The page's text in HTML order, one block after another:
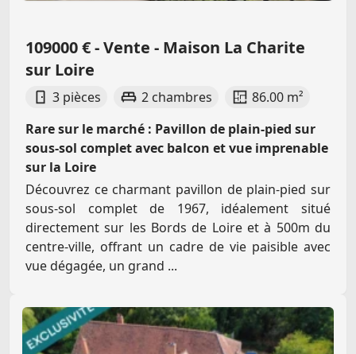
109000 € - Vente - Maison La Charite
sur Loire
3 pièces 2 chambres
86.00 m²
Rare sur le marché : Pavillon de plain-pied sur
sous-sol complet avec balcon et vue imprenable
sur la Loire
Découvrez ce charmant pavillon de plain-pied sur
sous-sol complet de 1967, idéalement situé
directement sur les Bords de Loire et à 500m du
centre-ville, offrant un cadre de vie paisible avec
vue dégagée, un grand ...